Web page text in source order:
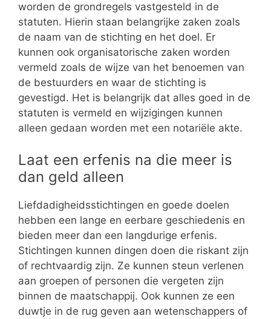
worden de grondregels vastgesteld in de
statuten. Hierin staan belangrijke zaken zoals
de naam van de stichting en het doel. Er
kunnen ook organisatorische zaken worden
vermeld zoals de wijze van het benoemen van
de bestuurders en waar de stichting is
gevestigd. Het is belangrijk dat alles goed in de
statuten is vermeld en wijzigingen kunnen
alleen gedaan worden met een notariële akte.
Laat een erfenis na die meer is
dan geld alleen
Liefdadigheidsstichtingen en goede doelen
hebben een lange en eerbare geschiedenis en
bieden meer dan een langdurige erfenis.
Stichtingen kunnen dingen doen die riskant zijn
of rechtvaardig zijn. Ze kunnen steun verlenen
aan groepen of personen die vergeten zijn
binnen de maatschappij. Ook kunnen ze een
duwtje in de rug geven aan wetenschappers of